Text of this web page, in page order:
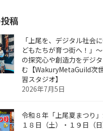
稿
「上尾を、デジタル社会
どもたちが育つ街へ！」
の探究心や創造力をデジ
む【WakuryMetaGuild次
習スタジオ】
2026年7月5日
令和８年「上尾夏まつり
１８日（土）・１９日（